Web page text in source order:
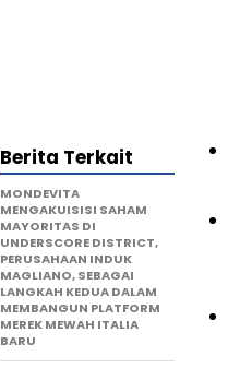
Berita Terkait
MONDEVITA
MENGAKUISISI SAHAM
MAYORITAS DI
UNDERSCORE DISTRICT,
PERUSAHAAN INDUK
MAGLIANO, SEBAGAI
LANGKAH KEDUA DALAM
MEMBANGUN PLATFORM
MEREK MEWAH ITALIA
BARU